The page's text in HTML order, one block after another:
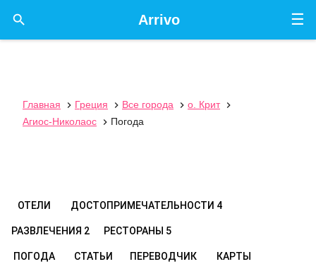
☰
Arrivo

Главная  Греция  Все города  о. Крит

Агиос-Николаос
 Погода
ОТЕЛИ ДОСТОПРИМЕЧАТЕЛЬНОСТИ 4
РАЗВЛЕЧЕНИЯ 2 РЕСТОРАНЫ 5
ПОГОДА СТАТЬИ ПЕРЕВОДЧИК КАРТЫ